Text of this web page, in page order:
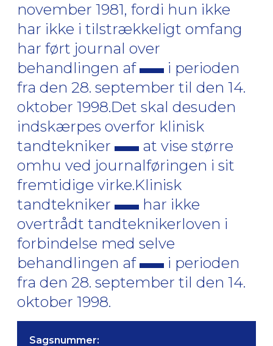
november 1981, fordi hun ikke
har ikke i tilstrækkeligt omfang
har ført journal over
behandlingen af
i perioden
fra den 28. september til den 14.
oktober 1998.Det skal desuden
indskærpes overfor klinisk
tandtekniker
at vise større
omhu ved journalføringen i sit
fremtidige virke.Klinisk
tandtekniker
har ikke
overtrådt tandteknikerloven i
forbindelse med selve
behandlingen af
i perioden
fra den 28. september til den 14.
oktober 1998.
Sagsnummer: